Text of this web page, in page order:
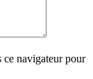
ce navigateur pour